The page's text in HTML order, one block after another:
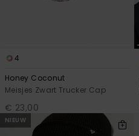
4
Honey Coconut
Meisjes Zwart Trucker Cap
€ 23,00
NIEUW